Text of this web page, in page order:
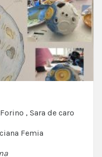
, Sara de caro
Femia